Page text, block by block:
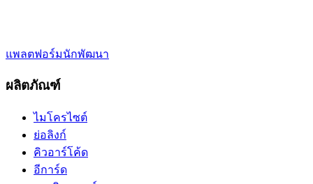
แพลตฟอร์มนักพัฒนา
ผลิตภัณฑ์
ไมโครไซต์
ย่อลิงก์
คิวอาร์โค้ด
อีการ์ด